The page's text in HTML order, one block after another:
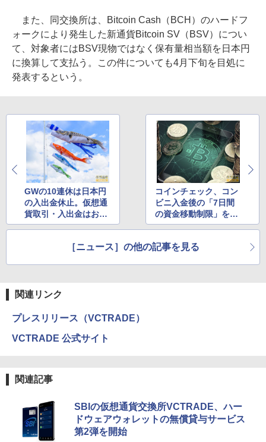
また、同交換所は、Bitcoin Cash（BCH）のハードフ
ォークにより発生した新通貨Bitcoin SV（BSV）につい
て、対象者にはBSV現物ではなく保有量相当額を日本円
に換算して支払う。この件についても4月下旬を目処に
発表するという。
GWの10連休は日本円
の入出金休止。仮想通
貨取引・入出金はおよ
そ通常通り
コインチェック、コン
ビニ入金後の「7日間
の資金移動制限」を半
額相当から全額相当に
［ニュース］の他の記事を見る
関連リンク
プレスリリース（VCTRADE）
VCTRADE 公式サイト
関連記事
SBIの仮想通貨交換所VCTRADE、ハー
ドウェアウォレットの無償貸与サービス
第2弾を開始